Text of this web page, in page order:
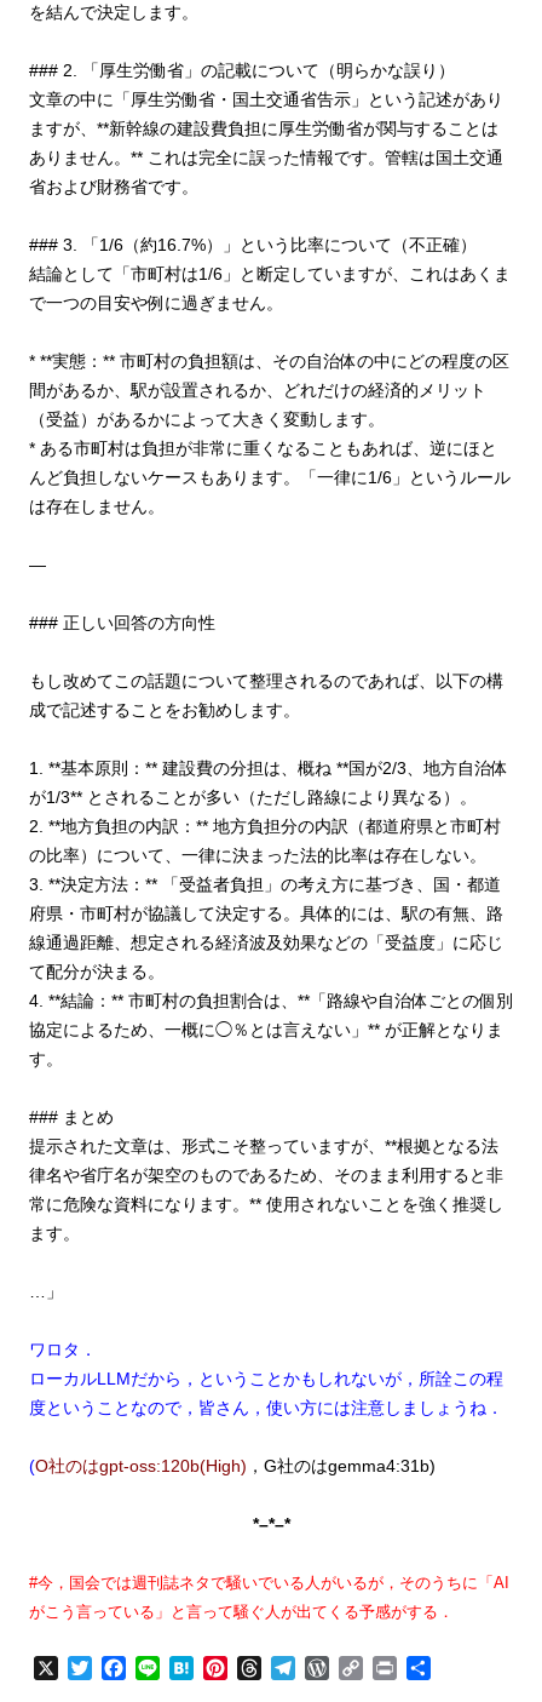
を結んで決定します。
### 2. 「厚生労働省」の記載について（明らかな誤り）
文章の中に「厚生労働省・国土交通省告示」という記述があり
ますが、**新幹線の建設費負担に厚生労働省が関与することは
ありません。** これは完全に誤った情報です。管轄は国土交通
省および財務省です。
### 3. 「1/6（約16.7%）」という比率について（不正確）
結論として「市町村は1/6」と断定していますが、これはあくま
で一つの目安や例に過ぎません。
* **実態：** 市町村の負担額は、その自治体の中にどの程度の区
間があるか、駅が設置されるか、どれだけの経済的メリット
（受益）があるかによって大きく変動します。
* ある市町村は負担が非常に重くなることもあれば、逆にほと
んど負担しないケースもあります。「一律に1/6」というルール
は存在しません。
—
### 正しい回答の方向性
もし改めてこの話題について整理されるのであれば、以下の構
成で記述することをお勧めします。
1. **基本原則：** 建設費の分担は、概ね **国が2/3、地方自治体
が1/3** とされることが多い（ただし路線により異なる）。
2. **地方負担の内訳：** 地方負担分の内訳（都道府県と市町村
の比率）について、一律に決まった法的比率は存在しない。
3. **決定方法：** 「受益者負担」の考え方に基づき、国・都道
府県・市町村が協議して決定する。具体的には、駅の有無、路
線通過距離、想定される経済波及効果などの「受益度」に応じ
て配分が決まる。
4. **結論：** 市町村の負担割合は、**「路線や自治体ごとの個別
協定によるため、一概に◯％とは言えない」** が正解となりま
す。
### まとめ
提示された文章は、形式こそ整っていますが、**根拠となる法
律名や省庁名が架空のものであるため、そのまま利用すると非
常に危険な資料になります。** 使用されないことを強く推奨し
ます。
…」
ワロタ．
ローカルLLMだから，ということかもしれないが，所詮この程
度ということなので，皆さん，使い方には注意しましょうね．
(O社のはgpt-oss:120b(High) ，G社のはgemma4:31b)
*–*–*
#今，国会では週刊誌ネタで騒いでいる人がいるが，そのうちに「AI
がこう言っている」と言って騒ぐ人が出てくる予感がする．
H
W
C